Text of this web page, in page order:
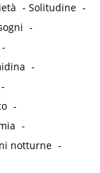
-Solitudine -
-
-
-
-
-
-
notturne -